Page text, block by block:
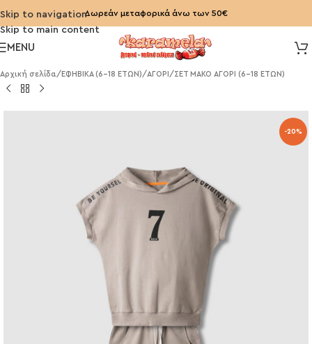
Skip to navigation
Skip to main content
Δωρεάν μεταφορικά άνω των 50€
MENU
Αρχική σελίδα/ ΕΦΗΒΙΚΑ (6-18 ΕΤΩΝ)/ΑΓΟΡΙ /ΣΕΤ ΜΑΚΟ ΑΓΟΡΙ (6-18 ΕΤΩΝ)
-20%